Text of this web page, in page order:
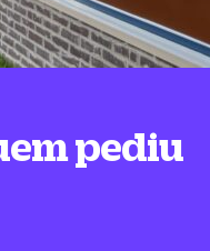
pediu